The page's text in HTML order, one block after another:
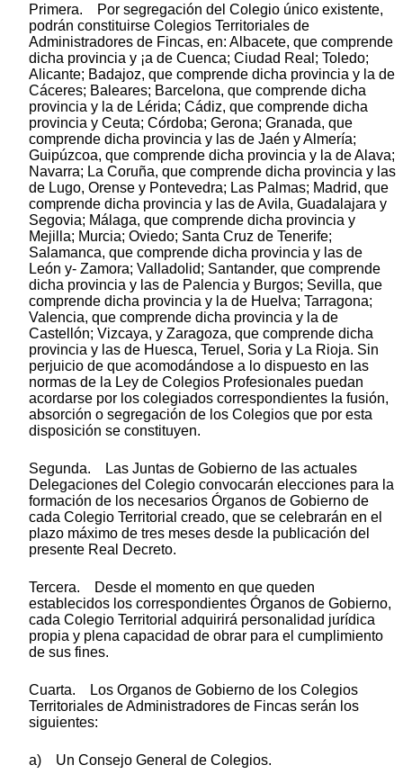
Primera. Por segregación del Colegio único existente,
podrán constituirse Colegios Territoriales de
Administradores de Fincas, en: Albacete, que comprende
dicha provincia y ¡a de Cuenca; Ciudad Real; Toledo;
Alicante; Badajoz, que comprende dicha provincia y la de
Cáceres; Baleares; Barcelona, que comprende dicha
provincia y la de Lérida; Cádiz, que comprende dicha
provincia y Ceuta; Córdoba; Gerona; Granada, que
comprende dicha provincia y las de Jaén y Almería;
Guipúzcoa, que comprende dicha provincia y la de Alava;
Navarra; La Coruña, que comprende dicha provincia y las
de Lugo, Orense y Pontevedra; Las Palmas; Madrid, que
comprende dicha provincia y las de Avila, Guadalajara y
Segovia; Málaga, que comprende dicha provincia y
Mejilla; Murcia; Oviedo; Santa Cruz de Tenerife;
Salamanca, que comprende dicha provincia y las de
León y- Zamora; Valladolid; Santander, que comprende
dicha provincia y las de Palencia y Burgos; Sevilla, que
comprende dicha provincia y la de Huelva; Tarragona;
Valencia, que comprende dicha provincia y la de
Castellón; Vizcaya, y Zaragoza, que comprende dicha
provincia y las de Huesca, Teruel, Soria y La Rioja. Sin
perjuicio de que acomodándose a lo dispuesto en las
normas de la Ley de Colegios Profesionales puedan
acordarse por los colegiados correspondientes la fusión,
absorción o segregación de los Colegios que por esta
disposición se constituyen.
Segunda. Las Juntas de Gobierno de las actuales
Delegaciones del Colegio convocarán elecciones para la
formación de los necesarios Órganos de Gobierno de
cada Colegio Territorial creado, que se celebrarán en el
plazo máximo de tres meses desde la publicación del
presente Real Decreto.
Tercera. Desde el momento en que queden
establecidos los correspondientes Órganos de Gobierno,
cada Colegio Territorial adquirirá personalidad jurídica
propia y plena capacidad de obrar para el cumplimiento
de sus fines.
Cuarta. Los Organos de Gobierno de los Colegios
Territoriales de Administradores de Fincas serán los
siguientes:
a) Un Consejo General de Colegios.